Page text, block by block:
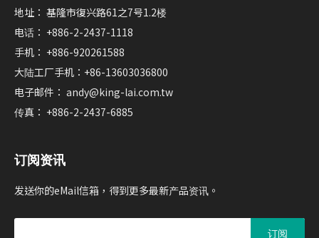
地址： 基隆市復兴路61之7号1.2楼
电话： +886-2-2437-1118
手机： +886-920261588
大陆工厂手机：+86-13603036800
电子邮件： andy@king-lai.com.tw
传真： +886-2-2437-6885
订阅资讯
发送你的eMail信箱，得到更多最新产品资讯。
订阅